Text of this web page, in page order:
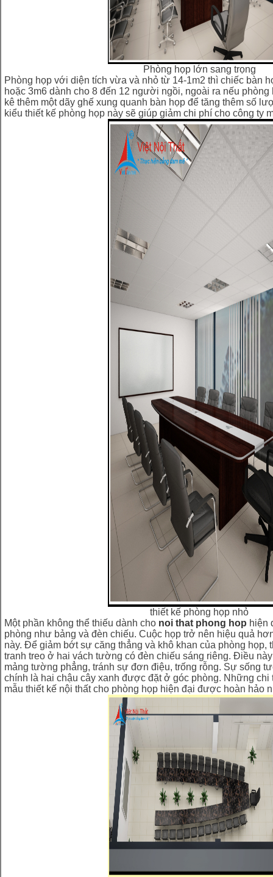
Phòng họp lớn sang trọng
Phòng họp với diện tích vừa và nhỏ từ 14-1m2 thì chiếc bàn
hoặc 3m6 dành cho 8 đến 12 người ngồi, ngoài ra nếu
kê thêm một dãy ghế xung quanh bàn họp để tăng thêm số
kiểu thiết kế phòng họp này sẽ giúp giảm chi phí cho công ty
thiết kế phòng họp nhỏ
Một phần không thể thiếu dành cho noi that phong hop hiện
phòng như bảng và đèn chiếu. Cuộc họp trở nên hiệu quả
này. Để giảm bớt sự căng thẳng và khô khan của phòng họp,
tranh treo ở hai vách tường có đèn chiếu sáng riêng. Điều
mảng tường phẳng, tránh sự đơn điệu, trống rỗng. Sự sống
chính là hai chậu cây xanh được đặt ở góc phòng. Những chi
mẫu thiết kế nội thất cho phòng họp hiện đại được hoàn hảo